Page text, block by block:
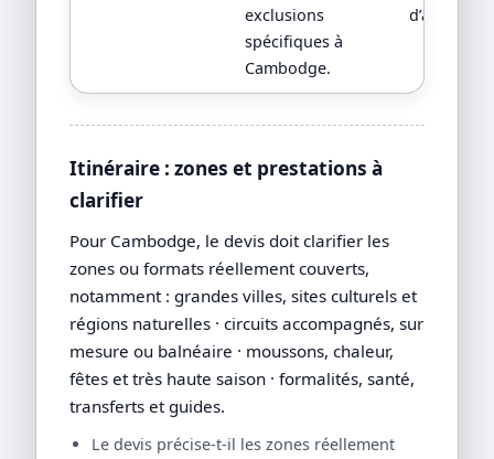
exclusions
spécifiques à
Cambodge.
Itinéraire : zones et prestations à
clarifier
Pour Cambodge, le devis doit clarifier les
zones ou formats réellement couverts,
notamment : grandes villes, sites culturels et
régions naturelles · circuits accompagnés, sur
mesure ou balnéaire · moussons, chaleur,
fêtes et très haute saison · formalités, santé,
transferts et guides.
Le devis précise-t-il les zones réellement